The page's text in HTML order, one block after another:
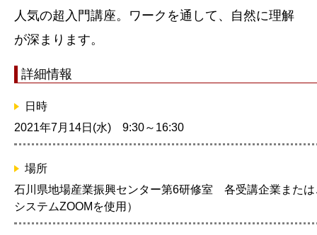
人気の超入門講座。ワークを通して、自然に理解
が深まります。
詳細情報
日時
2021年7月14日(水) 9:30～16:30
場所
石川県地場産業振興センター第6研修室 各受講企業また
システムZOOMを使用）